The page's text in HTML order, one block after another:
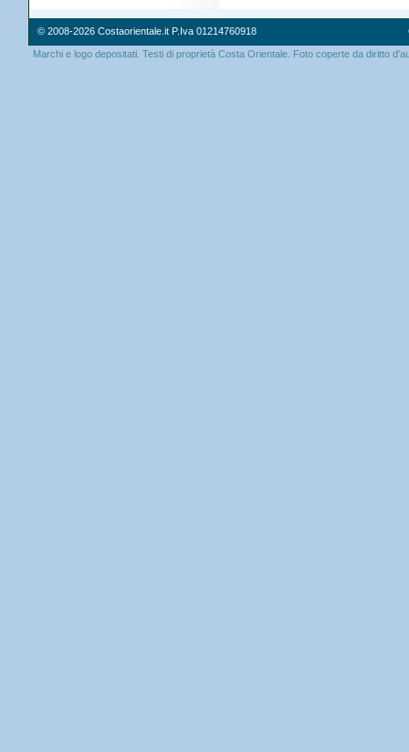
© 2008-2026 Costaorientale.it P.Iva 01214760918
Marchi e logo depositati. Testi di proprietà Costa Orientale. Foto coperte da diritto